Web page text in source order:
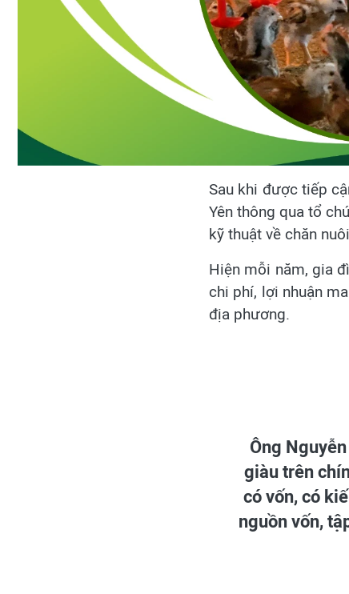
Sau khi được tiếp
Yên thông qua tổ
kỹ thuật về chăn
Hiện mỗi năm, gia
chi phí, lợi nhuận
địa phương.
Ông
giàu trên
có vốn, có
nguồn vốn,